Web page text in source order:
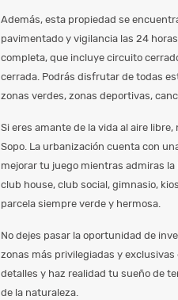
Además, esta propiedad se
pavimentado y vigilancia las 24
completa, que incluye circuito
cerrada. Podrás disfrutar de todas
zonas verdes, zonas deportivas,
Si eres amante de la vida al aire
Sopo. La urbanización cuenta con
mejorar tu juego mientras admiras
club house, club social, gimnasio,
parcela siempre verde y hermosa.
No dejes pasar la oportunidad de
zonas más privilegiadas y
detalles y haz realidad tu sueño de
de la naturaleza.